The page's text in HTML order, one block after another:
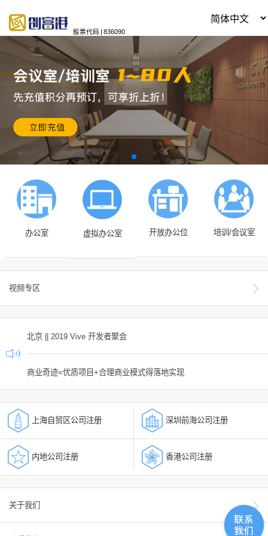
股票代码 | 836090
办公室 虚拟办公室 开放办公位 培训/会议室
视频专区
北京 || 2019 Vive 开发者聚会
商业奇迹=优质项目+合理商业模式得落地实现
上海自贸区公司注册 深圳前海公司注册
内地公司注册 香港公司注册
关于我们